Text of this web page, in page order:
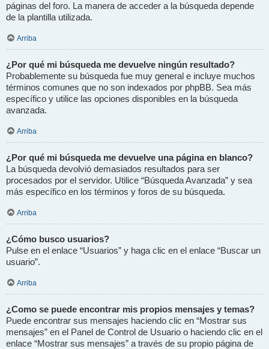
páginas del foro. La manera de acceder a la búsqueda depende
de la plantilla utilizada.
Arriba
¿Por qué mi búsqueda me devuelve ningún resultado?
Probablemente su búsqueda fue muy general e incluye muchos
términos comunes que no son indexados por phpBB. Sea más
específico y utilice las opciones disponibles en la búsqueda
avanzada.
Arriba
¿Por qué mi búsqueda me devuelve una página en blanco?
La búsqueda devolvió demasiados resultados para ser
procesados por el servidor. Utilice “Búsqueda Avanzada” y sea
más específico en los términos y foros de su búsqueda.
Arriba
¿Cómo busco usuarios?
Pulse en el enlace “Usuarios” y haga clic en el enlace “Buscar un
usuario”.
Arriba
¿Como se puede encontrar mis propios mensajes y temas?
Puede encontrar sus mensajes haciendo clic en “Mostrar sus
mensajes” en el Panel de Control de Usuario o haciendo clic en el
enlace “Mostrar sus mensajes” a través de su propio página de